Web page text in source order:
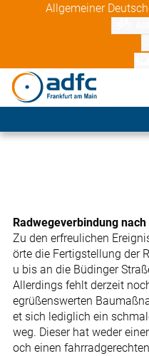
Allgemeiner
Radwegeverbindung
Zu den erfreulichen
örte die Fertigstellung der
u bis an die Büdinger
Allerdings fehlt derzeit
egrüßenswerten
et sich lediglich ein
weg. Dieser hat weder
och einen